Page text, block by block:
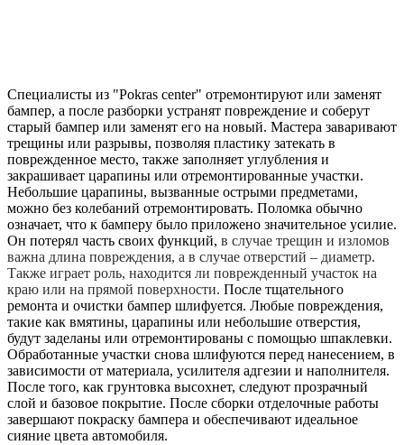
Специалисты из "Pokras center" отремонтируют или заменят
бампер, а после разборки устранят повреждение и соберут
старый бампер или заменят его на новый. Мастера заваривают
трещины или разрывы, позволяя пластику затекать в
поврежденное место, также заполняет углубления и
закрашивает царапины или отремонтированные участки.
Небольшие царапины, вызванные острыми предметами,
можно без колебаний отремонтировать. Поломка обычно
означает, что к бамперу было приложено значительное усилие.
Он потерял часть своих функций, в случае трещин и изломов
важна длина повреждения, а в случае отверстий – диаметр.
Также играет роль, находится ли поврежденный участок на
краю или на прямой поверхности. После тщательного
ремонта и очистки бампер шлифуется. Любые повреждения,
такие как вмятины, царапины или небольшие отверстия,
будут заделаны или отремонтированы с помощью шпаклевки.
Обработанные участки снова шлифуются перед нанесением, в
зависимости от материала, усилителя адгезии и наполнителя.
После того, как грунтовка высохнет, следуют прозрачный
слой и базовое покрытие. После сборки отделочные работы
завершают покраску бампера и обеспечивают идеальное
сияние цвета автомобиля.